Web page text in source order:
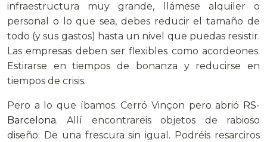
infraestructura muy grande, llámese alquiler o
personal o lo que sea, debes reducir el tamaño de
todo (y sus gastos) hasta un nivel que puedas resistir.
Las empresas deben ser flexibles como acordeones.
Estirarse en tiempos de bonanza y reducirse en
tiempos de crisis.
Pero a lo que íbamos. Cerró Vinçon pero abrió RS-
Barcelona. Allí encontrareis objetos de rabioso
diseño. De una frescura sin igual. Podréis resarciros